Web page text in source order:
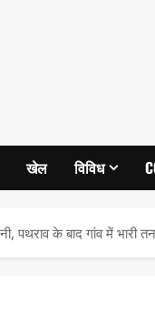
खेल विविध
पथराव के बाद गांव में भारी